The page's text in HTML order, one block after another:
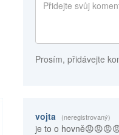
Prosím, přidávejte
vojta (neregistrovaný)
je to o